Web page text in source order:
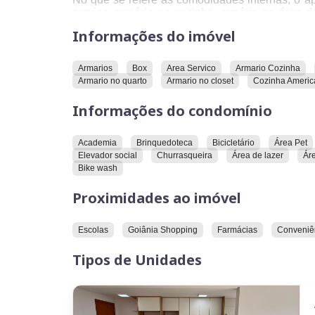
área pet, câmeras de segurança, coworking,
churrasqueira, área de lazer, área verde,
conveniências, atacadista e clínicas.
Convidamos você a conhecer este imóvel e
Informações do imóvel
Armarios Box Area Servico Armario Cozinha
Armario no quarto
Armario no closet Cozinha
Informações do condomínio
Academia Brinquedoteca Bicicletário Área Pet
Elevador social
Churrasqueira Área de lazer
Bike wash
Proximidades ao imóvel
Escolas Goiânia Shopping Farmácias
Tipos de Unidades